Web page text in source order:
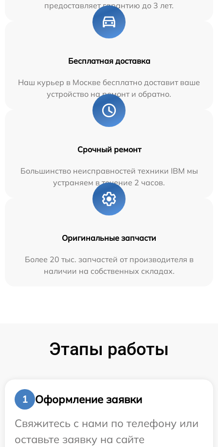
предоставляет гарантию до 3 лет.
Бесплатная доставка
Наш курьер в Москве бесплатно доставит ваше
устройство на ремонт и обратно.
Срочный ремонт
Большинство неисправностей техники IBM мы
устраняем в течение 2 часов.
Оригинальные запчасти
Более 20 тыс. запчастей от производителя в
наличии на собственных складах.
Этапы работы
1
Оформление заявки
Свяжитесь с нами по телефону или
оставьте заявку на сайте